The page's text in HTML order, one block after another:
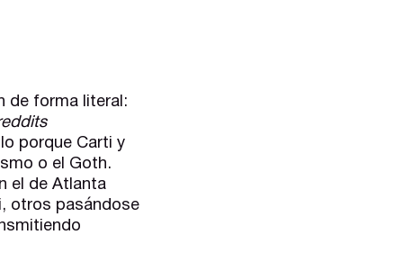
de forma literal:
porque Carti y
o el Goth.
el de Atlanta
otros pasándose